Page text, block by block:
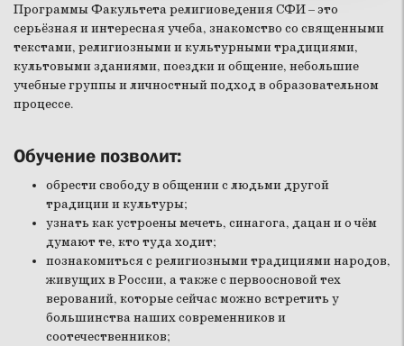
Программы Факультета религиоведения СФИ – это
серьёзная и интересная учеба, знакомство со священными
текстами, религиозными и культурными традициями,
культовыми зданиями, поездки и общение, небольшие
учебные группы и личностный подход в образовательном
процессе.
Обучение позволит:
обрести свободу в общении с людьми другой
традиции и культуры;
узнать как устроены мечеть, синагога, дацан и о чём
думают те, кто туда ходит;
познакомиться с религиозными традициями народов,
живущих в России, а также с первоосновой тех
верований, которые сейчас можно встретить у
большинства наших современников и
соотечественников;